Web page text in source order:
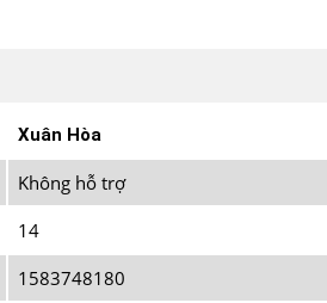
Xuân Hòa
Không hỗ trợ
14
1583748180